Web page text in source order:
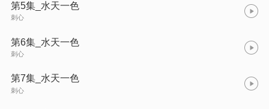
第5集_水天一色
刺心
第6集_水天一色
刺心
第7集_水天一色
刺心